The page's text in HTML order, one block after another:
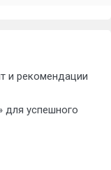
и рекомендации
для успешного